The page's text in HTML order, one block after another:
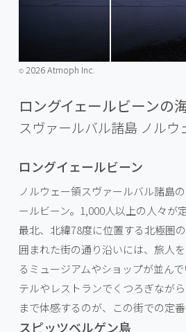
©️2026 Atmoph Inc.
ロングイェールビーンの
スヴァールバル諸島 ノルウ
ロングイェールビーン
ノルウェー領スヴァールバル諸島
ールビーン。1,000人以上の人々が
最北、北緯78度に位置する北極圏
囲まれた街の通り沿いには、旅人
るミュージアムやショップが並ん
テルやレストランでくつろぎなが
まで体感するのが、この街での定番
スピッツベルゲン島